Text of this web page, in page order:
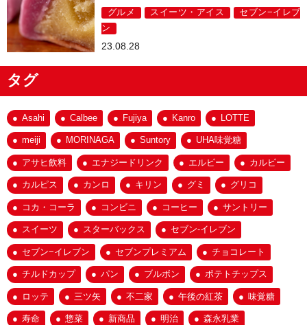
ツ！
グルメ スイーツ・アイス
セブン−イレブ
ン
23.08.28
タグ
Asahi Calbee Fujiya Kanro LOTTE
meiji MORINAGA Suntory UHA味覚糖
アサヒ飲料 エナジードリンク エルビー カルビー
カルピス カンロ キリン グミ グリコ
コカ・コーラ コンビニ コーヒー サントリー
スイーツ スターバックス セブン-イレブン
セブン−イレブン セブンプレミアム チョコレート
チルドカップ パン ブルボン ポテトチップス
ロッテ 三ツ矢 不二家 午後の紅茶 味覚糖
寿命 惣菜 新商品 明治 森永乳業